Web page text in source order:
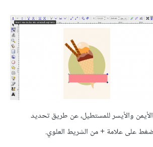
والأيسر للمستطيل، عن طريق تحديد
على علامة + من الشريط العلوي.